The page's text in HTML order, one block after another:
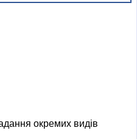
окремих видів